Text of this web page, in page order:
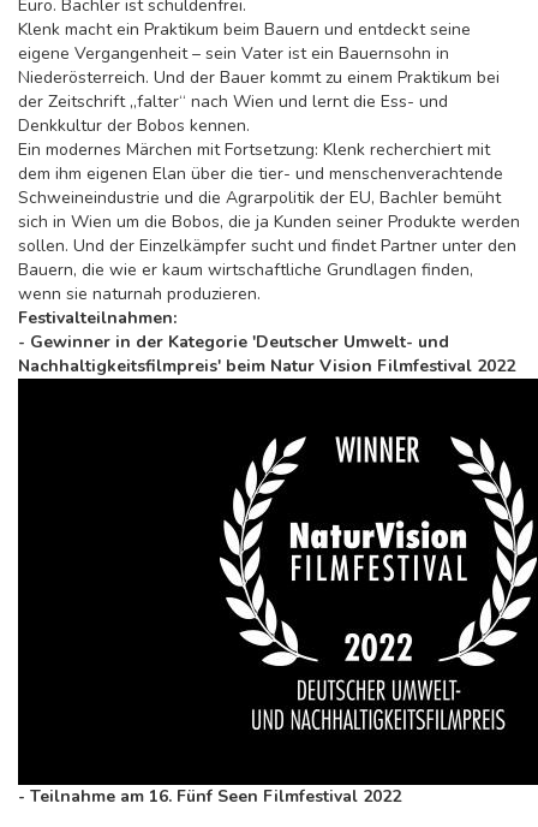
Euro. Bachler ist schuldenfrei.
Klenk macht ein Praktikum beim Bauern und entdeckt seine
eigene Vergangenheit – sein Vater ist ein Bauernsohn in
Niederösterreich. Und der Bauer kommt zu einem Praktikum bei
der Zeitschrift „falter“ nach Wien und lernt die Ess- und
Denkkultur der Bobos kennen.
Ein modernes Märchen mit Fortsetzung: Klenk recherchiert mit
dem ihm eigenen Elan über die tier- und menschenverachtende
Schweineindustrie und die Agrarpolitik der EU, Bachler bemüht
sich in Wien um die Bobos, die ja Kunden seiner Produkte werden
sollen. Und der Einzelkämpfer sucht und findet Partner unter den
Bauern, die wie er kaum wirtschaftliche Grundlagen finden,
wenn sie naturnah produzieren.
Festivalteilnahmen:
- Gewinner in der Kategorie 'Deutscher Umwelt- und
Nachhaltigkeitsfilmpreis' beim Natur Vision Filmfestival 2022
- Teilnahme am 16. Fünf Seen Filmfestival 2022